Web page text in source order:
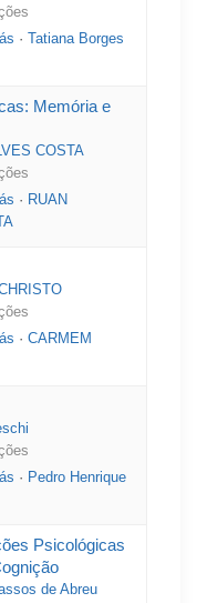
·
Tatiana Borges
Memória e
COSTA
· RUAN
· CARMEM
· Pedro Henrique
Psicológicas
de Abreu